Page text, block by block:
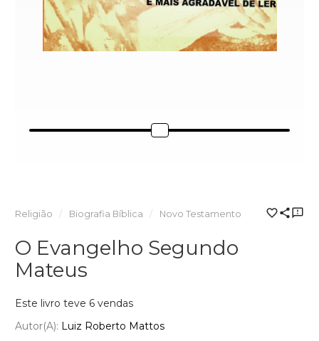
Religião Biografia Bíblica Novo Testamento
O Evangelho Segundo
Mateus
Este livro teve 6 vendas
Autor(a): Luiz Roberto Mattos